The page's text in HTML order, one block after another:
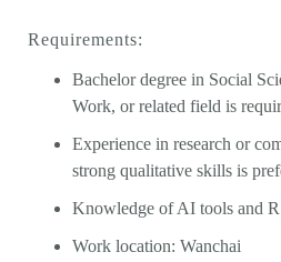
Requirements:
Bachelor degree in Social
Work, or related field is
Experience in research or
strong qualitative skills is
Knowledge of AI tools and R
Work location: Wanchai